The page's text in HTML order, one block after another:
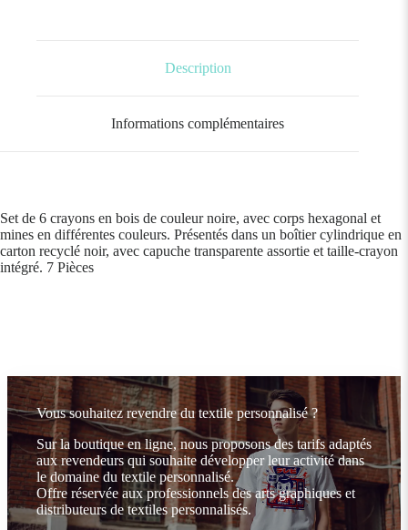
Description
Informations complémentaires
Set de 6 crayons en bois de couleur noire, avec corps hexagonal et
mines en différentes couleurs. Présentés dans un boîtier cylindrique en
carton recyclé noir, avec capuche transparente assortie et taille-crayon
intégré. 7 Pièces
Vous souhaitez revendre du textile personnalisé ?
Sur la boutique en ligne, nous proposons des tarifs adaptés
aux revendeurs qui souhaite développer leur activité dans
le domaine du textile personnalisé.
Offre réservée aux professionnels des arts graphiques et
distributeurs de textiles personnalisés.